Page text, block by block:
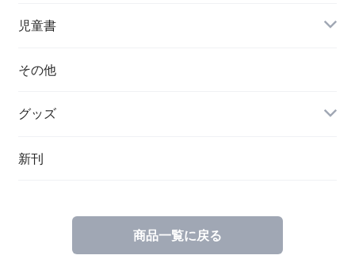
チェコ
ハンガリー
その他
ポーランド
児童書
その他
グッズ
新刊
商品一覧に戻る